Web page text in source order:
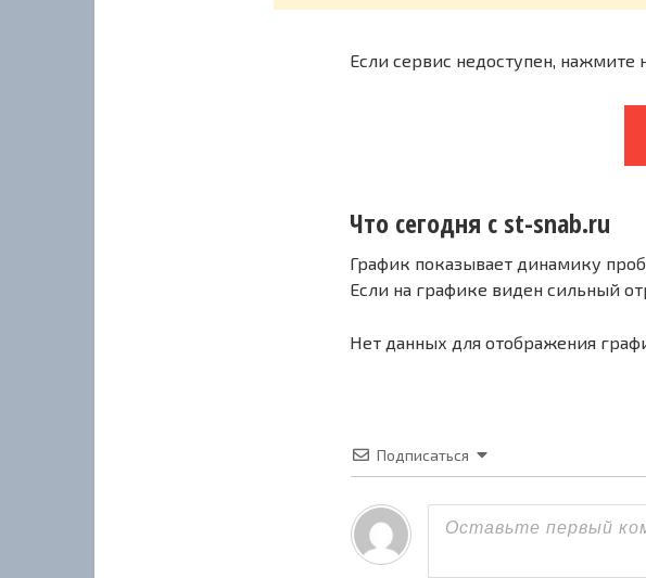
Если сервис недоступен, нажмите
Что сегодня с st-snab.ru
График показывает динамику
Если на графике виден сильный
Нет данных для отображения
Подписаться